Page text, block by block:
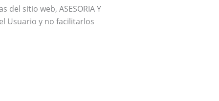
sitio web, ASESORIA Y
Usuario y no facilitarlos